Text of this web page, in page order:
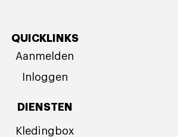
QUICKLINKS
Aanmelden
Inloggen
DIENSTEN
Kledingbox